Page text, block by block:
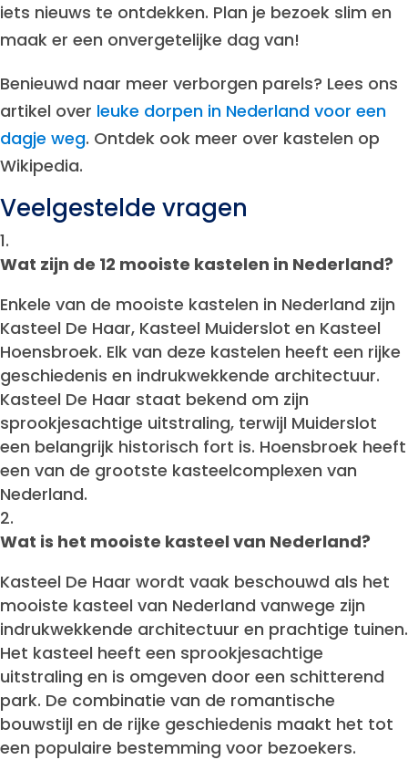
iets nieuws te ontdekken. Plan je bezoek slim en
maak er een onvergetelijke dag van!
Benieuwd naar meer verborgen parels? Lees ons
artikel over leuke dorpen in Nederland voor een
dagje weg. Ontdek ook meer over kastelen op
Wikipedia.
Veelgestelde vragen
Wat zijn de 12 mooiste kastelen in Nederland?
Enkele van de mooiste kastelen in Nederland zijn
Kasteel De Haar, Kasteel Muiderslot en Kasteel
Hoensbroek. Elk van deze kastelen heeft een rijke
geschiedenis en indrukwekkende architectuur.
Kasteel De Haar staat bekend om zijn
sprookjesachtige uitstraling, terwijl Muiderslot
een belangrijk historisch fort is. Hoensbroek heeft
een van de grootste kasteelcomplexen van
Nederland.
Wat is het mooiste kasteel van Nederland?
Kasteel De Haar wordt vaak beschouwd als het
mooiste kasteel van Nederland vanwege zijn
indrukwekkende architectuur en prachtige tuinen.
Het kasteel heeft een sprookjesachtige
uitstraling en is omgeven door een schitterend
park. De combinatie van de romantische
bouwstijl en de rijke geschiedenis maakt het tot
een populaire bestemming voor bezoekers.